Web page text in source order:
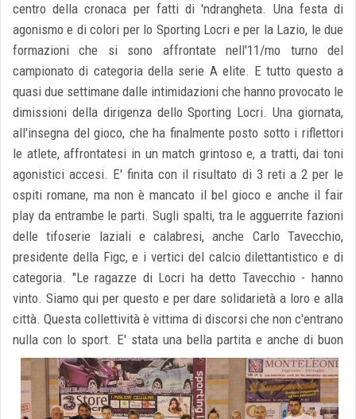
centro della cronaca per fatti di 'ndrangheta. Una festa di
agonismo e di colori per lo Sporting Locri e per la Lazio, le due
formazioni che si sono affrontate nell'11/mo turno del
campionato di categoria della serie A elite. E tutto questo a
quasi due settimane dalle intimidazioni che hanno provocato le
dimissioni della dirigenza dello Sporting Locri. Una giornata,
all'insegna del gioco, che ha finalmente posto sotto i riflettori
le atlete, affrontatesi in un match grintoso e, a tratti, dai toni
agonistici accesi. E' finita con il risultato di 3 reti a 2 per le
ospiti romane, ma non è mancato il bel gioco e anche il fair
play da entrambe le parti. Sugli spalti, tra le agguerrite fazioni
delle tifoserie laziali e calabresi, anche Carlo Tavecchio,
presidente della Figc, e i vertici del calcio dilettantistico e di
categoria. "Le ragazze di Locri ha detto Tavecchio - hanno
vinto. Siamo qui per questo e per dare solidarietà a loro e alla
città. Questa collettività è vittima di discorsi che non c'entrano
nulla con lo sport. E' stata una bella partita e anche di buon